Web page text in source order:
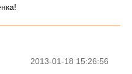
2013-01-18 15:26:56